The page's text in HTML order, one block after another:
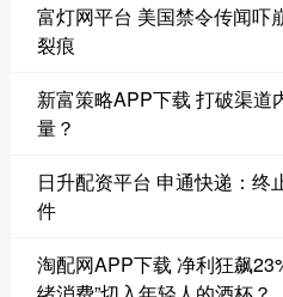
富灯网平台 美国禁令传闻吓
裂痕
新富策略APP下载 打破渠道
量？
日升配资平台 申通快递：终
件
淘配网APP下载 净利狂飙